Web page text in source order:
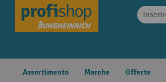
Skip to main navigation
Assortimento Marche Offerte